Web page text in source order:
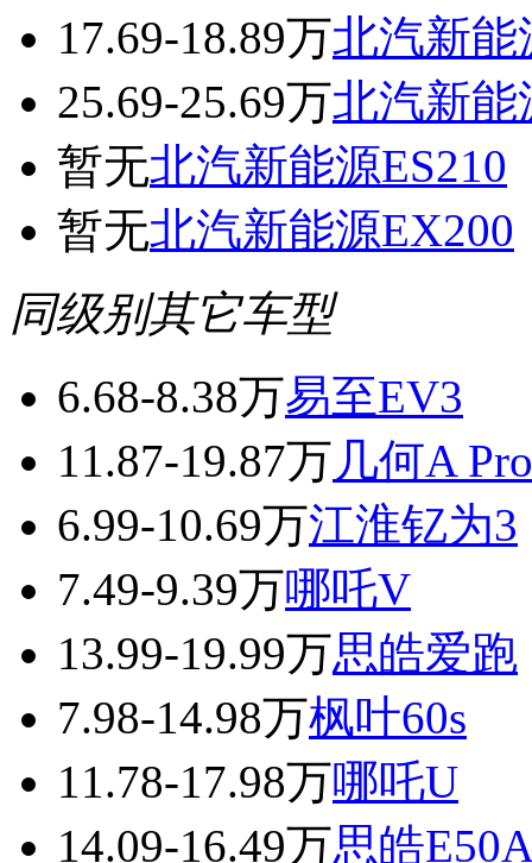
17.69-18.89万北汽新能
25.69-25.69万北汽新能
暂无北汽新能源ES210
暂无北汽新能源EX200
同级别其它车型
6.68-8.38万易至EV3
11.87-19.87万几何A Pro
6.99-10.69万江淮钇为3
7.49-9.39万哪吒V
13.99-19.99万思皓爱跑
7.98-14.98万枫叶60s
11.78-17.98万哪吒U
14.09-16.49万思皓